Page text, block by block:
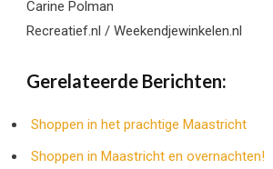
Carine Polman
Recreatief.nl / Weekendjewinkelen.nl
Gerelateerde Berichten:
Shoppen in het prachtige Maastricht
Shoppen in Maastricht en overnachten!